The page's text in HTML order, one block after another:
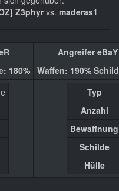
Z3phyrvs. maderas1
180%
Angreifer
Waffen: 190%
Typ
Anzahl
Bewaffnung
Schilde
Hülle